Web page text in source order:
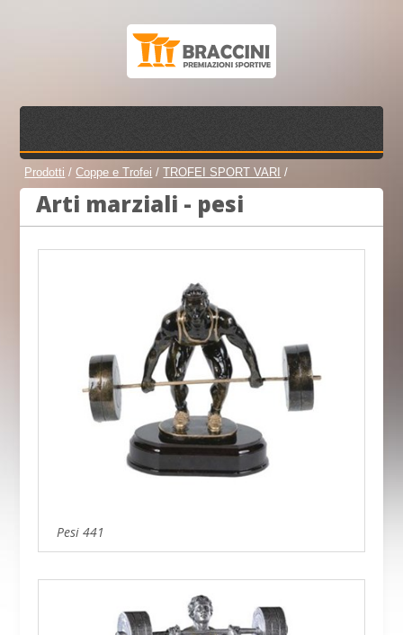
Prodotti /Coppe e Trofei /TROFEI SPORT VARI /
Arti marziali - pesi
Pesi 441